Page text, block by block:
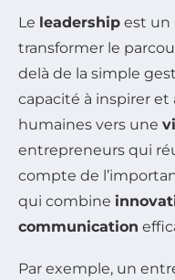
Le leadership est un
transformer le
delà de la simple
capacité à inspirer et
humaines vers une
entrepreneurs qui
compte de
qui combine
communication
Par exemple, un